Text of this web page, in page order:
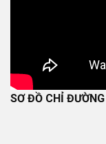
SƠ ĐỒ CHỈ ĐƯỜNG